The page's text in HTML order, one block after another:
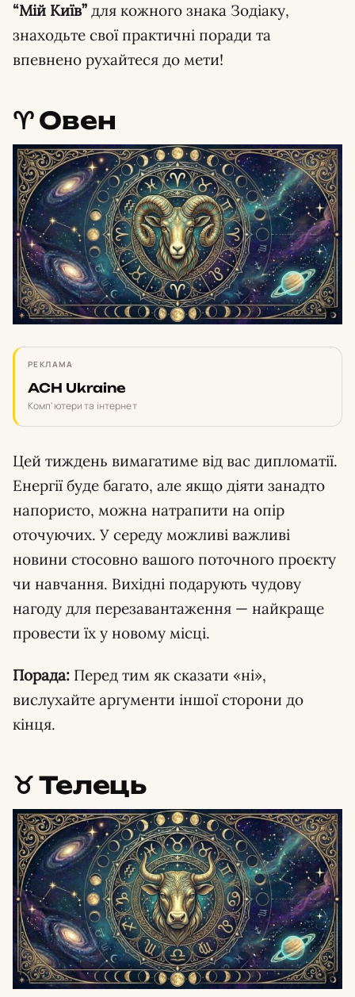
“Мій Київ” для кожного знака Зодіаку,
знаходьте свої практичні поради та
впевнено рухайтеся до мети!
♈️ Овен
РЕКЛАМА
ACH Ukraine
Комп'ютери та інтернет
Цей тиждень вимагатиме від вас дипломатії.
Енергії буде багато, але якщо діяти занадто
напористо, можна натрапити на опір
оточуючих. У середу можливі важливі
новини стосовно вашого поточного проєкту
чи навчання. Вихідні подарують чудову
нагоду для перезавантаження — найкраще
провести їх у новому місці.
Порада: Перед тим як сказати «ні»,
вислухайте аргументи іншої сторони до
кінця.
♉️ Телець